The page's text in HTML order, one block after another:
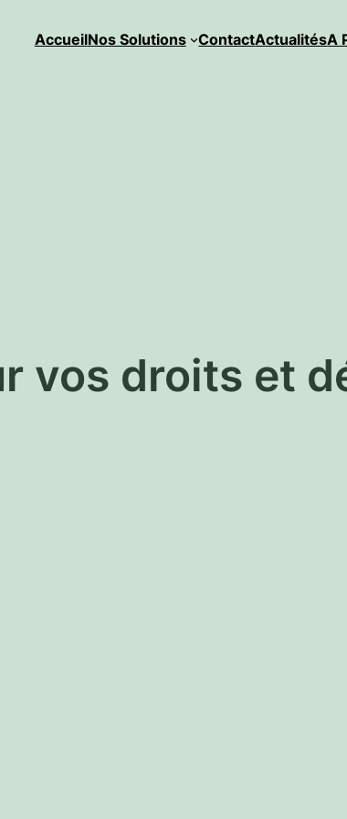
AccueilNos Solutions ContactActualitésA
vos droits et